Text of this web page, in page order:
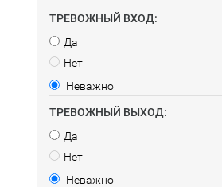
ТРЕВОЖНЫЙ ВХОД:
Да
Нет
Неважно
ТРЕВОЖНЫЙ ВЫХОД:
Да
Нет
Неважно